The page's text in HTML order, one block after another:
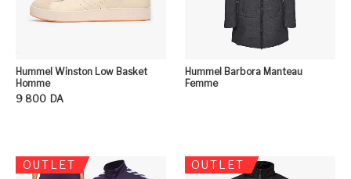
Hummel Winston Low Basket
Homme
9 800 DA
Hummel Barbora Manteau
Femme
OUTLET OUTLET